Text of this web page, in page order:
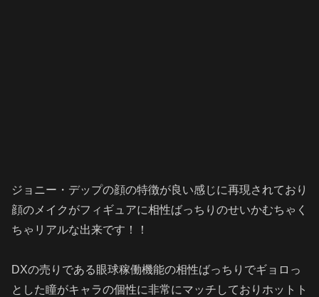
ジョニー・デップの顔の特徴が良い感じに再現されており
顔のメイクがフィギュアに相性ばっちりのせいかむちゃく
ちゃリアルな出来です！！
DXの売りである眼球稼働機能の相性ばっちりでギョロっ
とした瞳がキャラの個性に非常にマッチしておりホットト